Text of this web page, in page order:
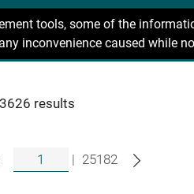
tools, some of the
inconvenience caused while
results
| 25182